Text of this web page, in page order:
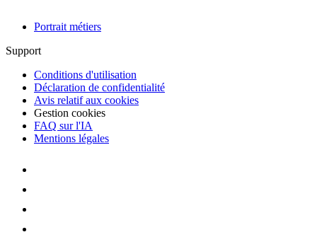
Portrait métiers
Support
Conditions d'utilisation
Déclaration de confidentialité
Avis relatif aux cookies
Gestion cookies
FAQ sur l'IA
Mentions légales